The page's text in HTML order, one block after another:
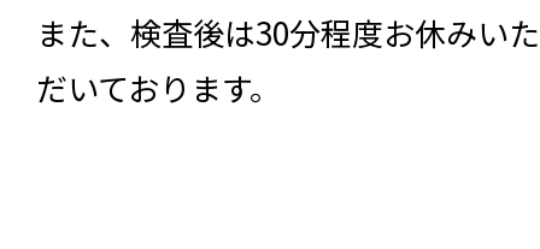
また、検査後は30分程度お休みい
だいております。